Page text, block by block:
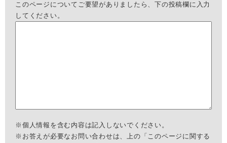
このページについてご要望がありましたら、下の投稿欄に入力
してください。
※個人情報を含む内容は記入しないでください。
※お答えが必要なお問い合わせは、上の「このページに関する